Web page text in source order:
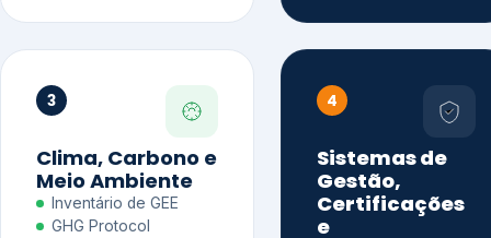
3
Clima, Carbono e
Meio Ambiente
Inventário de GEE
GHG Protocol
4
Sistemas de
Gestão,
Certificações
e